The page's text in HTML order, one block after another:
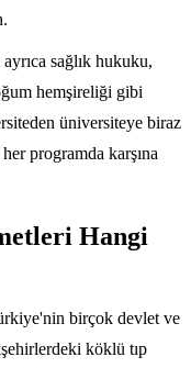
sağlık hukuku,
hemşireliği gibi
üniversiteye biraz
programda karşına
Hangi
birçok devlet ve
köklü tıp